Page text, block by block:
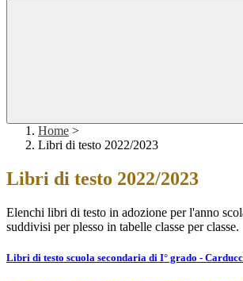
Home >
Libri di testo 2022/2023
Libri di testo 2022/2023
Elenchi libri di testo in adozione per l'anno
suddivisi per plesso in tabelle classe per classe.
Libri di testo scuola secondaria di I° grado -